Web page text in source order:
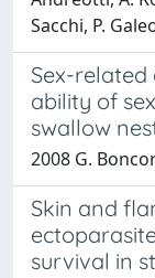
Sacchi, P.
Sex-
ability of
swallow
2008 G.
Skin and
survival in